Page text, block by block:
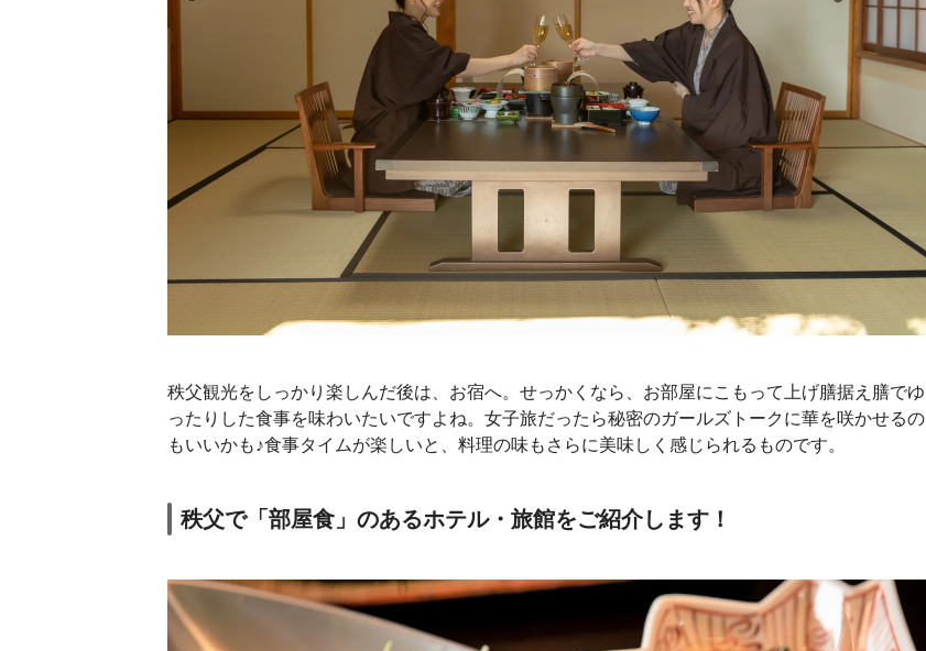
秩父観光をしっかり楽しんだ後は、お宿へ。せっかくなら、お部屋にこもって上げ膳据え膳でゆ
ったりした食事を味わいたいですよね。女子旅だったら秘密のガールズトークに華を咲かせるの
もいいかも♪食事タイムが楽しいと、料理の味もさらに美味しく感じられるものです。
秩父で「部屋食」のあるホテル・旅館をご紹介します！